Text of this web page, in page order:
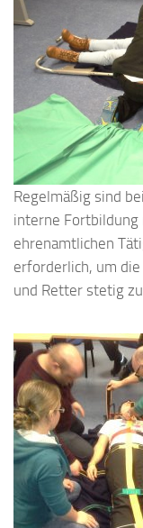
Regelmäßig sind
interne Fortbildung
ehrenamtlichen
erforderlich, um
und Retter stetig